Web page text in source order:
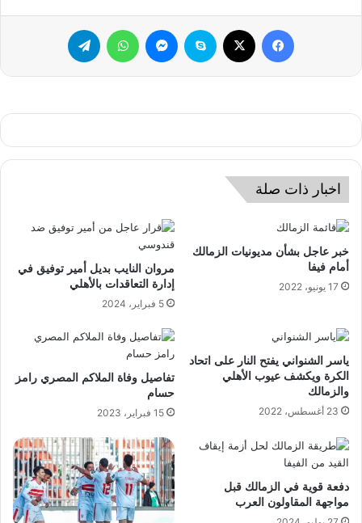
فيسبوك سكايب ماسنجر واتساب
اخبار ذات صلة
خبر عاجل بشأن مديونيات الزمالك
أمام فيفا
17 يونيو، 2022
مروان النايب بديل أمير توفيق في
إدارة التعاقدات بالأهلي
5 فبراير، 2024
ياسر الشنواني يفتح النار على اتحاد
الكرة ويكشف عيوب الأهلي
والزمالك
23 أغسطس، 2022
تفاصيل وفاة الملاكم المصري رامز
حسام
15 فبراير، 2023
دفعة قوية في الزمالك قبل
مواجهة المقاولون العرب